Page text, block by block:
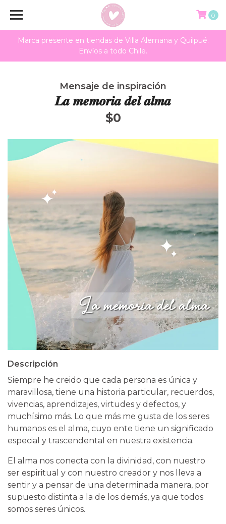
Marca presente en tiendas de Villa Alemana y Quilpué.
Envíos a todo Chile.
0
Mensaje de inspiración
𝑳𝒂 𝒎𝒆𝒎𝒐𝒓𝒊𝒂 𝒅𝒆𝒍 𝒂𝒍𝒎𝒂
$0
Descripción
Siempre he creido que cada persona es única y
maravillosa, tiene una historia particular, recuerdos,
vivencias, aprendizajes, virtudes y defectos, y
muchísimo más. Lo que más me gusta de los seres
humanos es el alma, cuyo ente tiene un significado
especial y trascendental en nuestra existencia.
El alma nos conecta con la divinidad, con nuestro
ser espiritual y con nuestro creador y nos lleva a
sentir y a pensar de una determinada manera, por
supuesto distinta a la de los demás, ya que todos
somos seres únicos.